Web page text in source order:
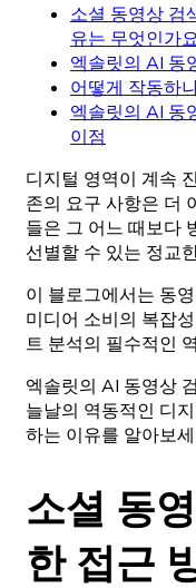
소셜 동영상 검
유는 무엇인가
엑솔릿의 AI 동
어떻게 작동하
엑솔릿의 AI 동
이점
디지털 영역이 계속
존의 요구 사항은 더
들은 그 어느 때보다
선별할 수 있는 정교
이 블로그에서는 동
미디어 소비의 복잡
트 분석의 필수적인
엑솔릿의 AI 동영상
늘날의 역동적인 디
하는 이유를 알아보
소셜 동
한 접근